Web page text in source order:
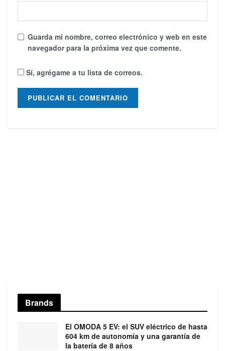
Guarda mi nombre, correo electrónico y web en este
navegador para la próxima vez que comente.
Sí, agrégame a tu lista de correos.
Brands
El OMODA 5 EV: el SUV eléctrico de hasta
604 km de autonomía y una garantía de
la batería de 8 años